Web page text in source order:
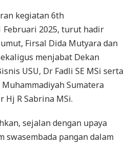
kegiatan 6th
Februari 2025, turut hadir
Firsal Dida Mutyara dan
menjabat Dekan
USU, Dr Fadli SE MSi serta
Sumatera
Hj R Sabrina MSi.
sejalan dengan upaya
swasembada pangan dalam